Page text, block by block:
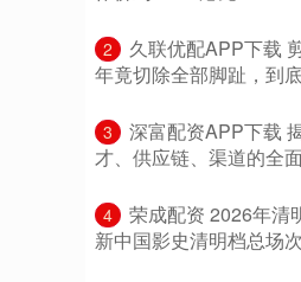
2
久联优配APP下载
年竟切除全部脚趾，到
3
深富配资APP下载
才、供应链、渠道的全
4
荣成配资 2026年清
新中国影史清明档总场